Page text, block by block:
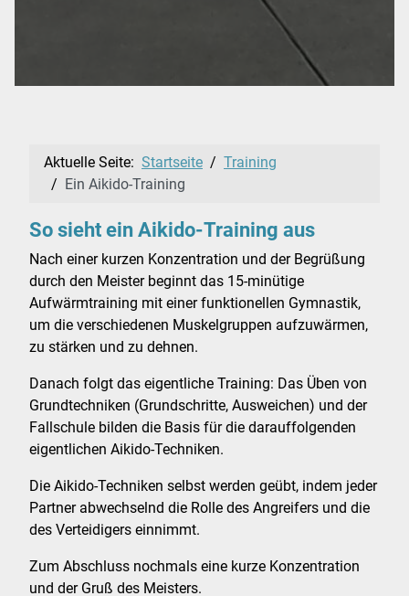
Aktuelle Seite: Startseite
Training
Ein Aikido-Training
So sieht ein Aikido-Training aus
Nach einer kurzen Konzentration und der Begrüßung
durch den Meister beginnt das 15-minütige
Aufwärmtraining mit einer funktionellen Gymnastik,
um die verschiedenen Muskelgruppen aufzuwärmen,
zu stärken und zu dehnen.
Danach folgt das eigentliche Training: Das Üben von
Grundtechniken (Grundschritte, Ausweichen) und der
Fallschule bilden die Basis für die darauffolgenden
eigentlichen Aikido-Techniken.
Die Aikido-Techniken selbst werden geübt, indem jeder
Partner abwechselnd die Rolle des Angreifers und die
des Verteidigers einnimmt.
Zum Abschluss nochmals eine kurze Konzentration
und der Gruß des Meisters.